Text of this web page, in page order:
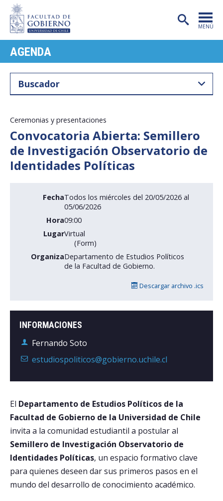
MENÚ
FACULTAD
CARRERAS
POSTGRADO
INVESTIGACIÓN
EXTENSIÓN
CENTROS
Postulantes
Estudiantes
Académicos
AGENDA
Ceremonias y presentaciones
Convocatoria Abierta: Semillero
de Investigación Observatorio de
Identidades Políticas
INFORMACIONES
Fernando Soto
estudiospoliticos@gobierno.uchile.cl
FechaTodos los miércoles del 20/05/2026 al
05/06/2026
Hora09:00
LugarVirtual
(Form)
OrganizaDepartamento de Estudios Políticos
de la Facultad de Gobierno.
Descargar archivo .ics
El Departamento de Estudios Políticos de la
Facultad de Gobierno de la Universidad de Chile
invita a la comunidad estudiantil a postular al
Semillero de Investigación Observatorio de
Identidades Políticas, un espacio formativo clave
para quienes deseen dar sus primeros pasos en el
mundo del desarrollo de conocimiento académico.